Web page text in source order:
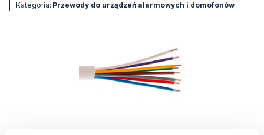
Kategoria: Przewody do urządzeń alarmowych i domofonów